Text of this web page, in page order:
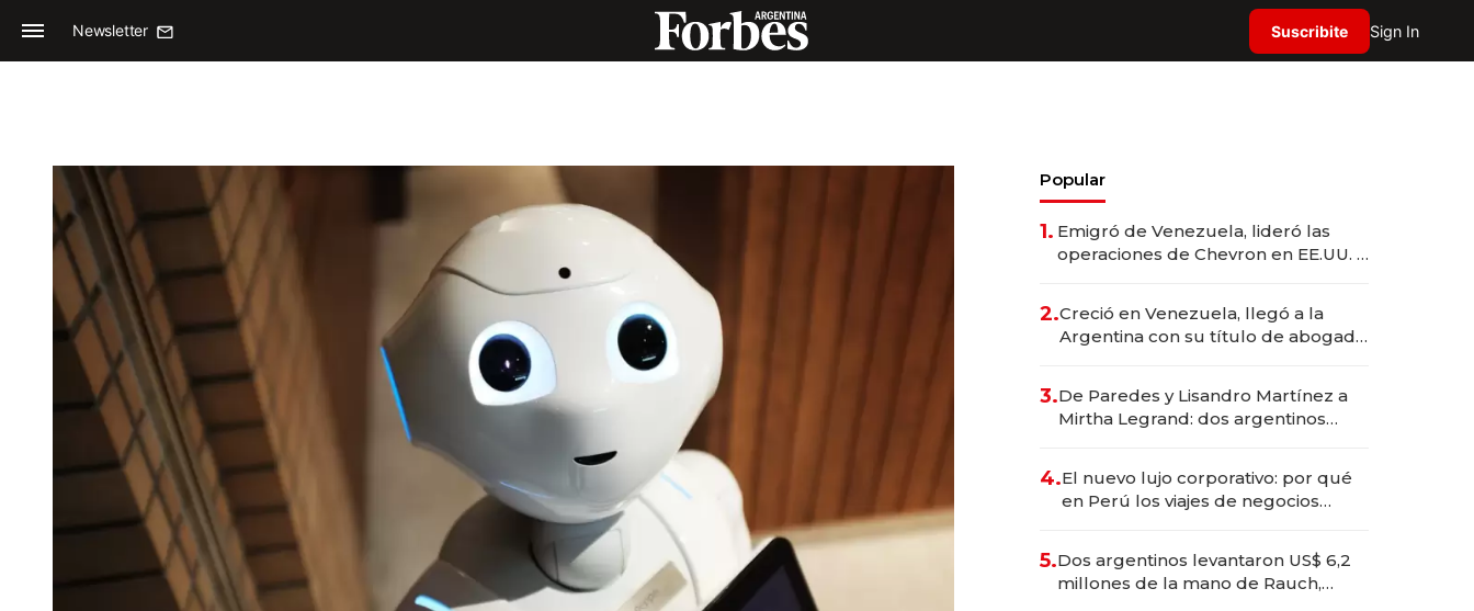
Newsletter Suscribite Sign In
Popular
1. Emigró de Venezuela, lideró las
operaciones de Chevron en EE.UU. y
2.Creció en Venezuela, llegó a la
Argentina con su título de abogado
marcas "fast premium"
3.De Paredes y Lisandro Martínez a
Mirtha Legrand: dos argentinos
4.El nuevo lujo corporativo: por qué
en Perú los viajes de negocios
transformadoras
5.Dos argentinos levantaron US$ 6,2
millones de la mano de Rauch,